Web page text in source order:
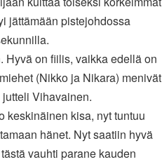
jättämään pistejohdossa
Hyvä on fiilis, vaikka edellä on
(Nikko ja Nikara) menivät
Vihavainen.
keskinäinen kisa, nyt tuntuu
hänet. Nyt saatiin hyvä
vauhti parane kauden